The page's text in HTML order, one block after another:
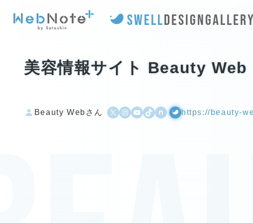
SWELLDESIGNGALLERY
美容情報サイト Beauty Web
Beauty Webさん X Instagram
YouTube
TikTok
500pxWordPress
https://beauty-